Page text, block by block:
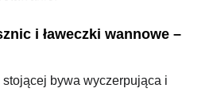
i ławeczki wannowe –
stojącej bywa wyczerpująca i